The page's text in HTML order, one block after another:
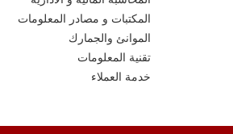
المكتبات و مصادر المعلومات
الموانئ والجمارك
تقنية المعلومات
خدمة العملاء